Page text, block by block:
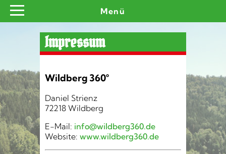
Menü
Impressum
Wildberg 360°
Daniel Strienz
72218 Wildberg
E-Mail: info@wildberg360.de
Website: www.wildberg360.de